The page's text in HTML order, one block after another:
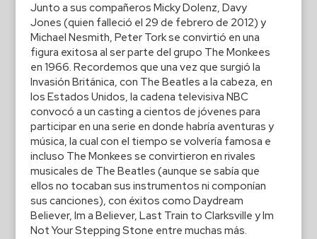
Junto a sus compañeros Micky Dolenz, Davy
Jones (quien falleció el 29 de febrero de 2012) y
Michael Nesmith, Peter Tork se convirtió en una
figura exitosa al ser parte del grupo The Monkees
en 1966. Recordemos que una vez que surgió la
Invasión Británica, con The Beatles a la cabeza, en
los Estados Unidos, la cadena televisiva NBC
convocó a un casting a cientos de jóvenes para
participar en una serie en donde habría aventuras y
música, la cual con el tiempo se volvería famosa e
incluso The Monkees se convirtieron en rivales
musicales de The Beatles (aunque se sabía que
ellos no tocaban sus instrumentos ni componían
sus canciones), con éxitos como Daydream
Believer, Im a Believer, Last Train to Clarksville y Im
Not Your Stepping Stone entre muchas más.